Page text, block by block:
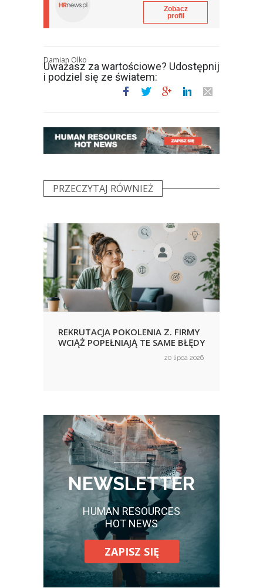
Zobacz
profil
Uważasz za wartościowe? Udostępnij
i podziel się ze światem:
Damian Olko
PRZECZYTAJ RÓWNIEŻ
REKRUTACJA POKOLENIA Z. FIRMY
WCIĄŻ POPEŁNIAJĄ TE SAME BŁĘDY
20 lipca 2026
NEWSLETTER
HUMAN RESOURCES
HOT NEWS
ZAPISZ SIĘ